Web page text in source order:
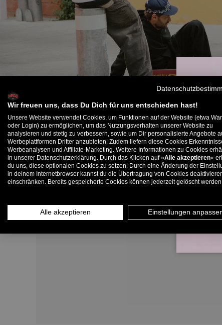
Wir freuen uns, dass Du Dich für uns entschieden hast!
Unsere Website verwendet Cookies, um Funktionen auf der Website (etwa
oder Login) zu ermöglichen, um das Nutzungsverhalten unserer Website zu
analysieren und stetig zu verbessern, sowie um Dir personalisierte Angebote
Werbeplattformen Dritter anzubieten. Zudem liefern diese Cookies
Werbeanalysen und Affiliate-Marketing. Weitere Informationen zu Cookies
in unserer Datenschutzerklärung. Durch das Klicken auf »Alle akzeptieren«
du uns, diese optionalen Cookies zu setzen. Durch eine Änderung der
in deinem Internetbrowser kannst du die Übertragung von Cookies
einschränken. Bereits gespeicherte Cookies können jederzeit gelöscht
Alle akzeptieren Einstellungen